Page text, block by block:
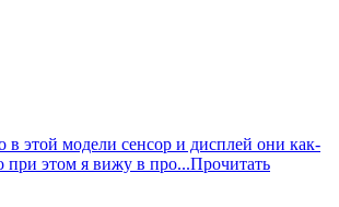
в этой модели сенсор и дисплей они как-
при этом я вижу в про...Прочитать